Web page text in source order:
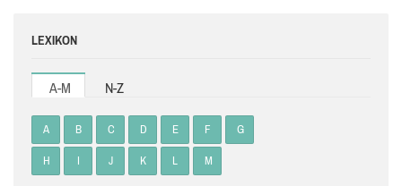
LEXIKON
A-M N-Z
A B C D E F G
H I J K L M